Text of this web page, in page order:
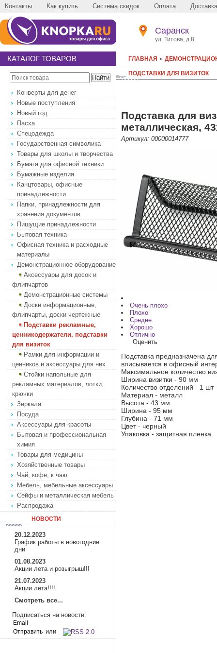
Контакты Как купить Система скидок Оплата Доставка
Саранск
ул. Титова, д.8
КАТАЛОГ ТОВАРОВ
Конверты для денег
Новые поступления
Новый год
Пасха
Спецодежда
Государственная символика
Товары для школы и творчества
Бумага для офисной техники
Бумажные изделия
Канцтовары, офисные
принадлежности
Папки, принадлежности для
хранения документов
Пишущие принадлежности
Бытовая техника
Офисная техника и расходные
материалы
Демонстрационное оборудование
Аксессуары для досок и
флипчартов
Демонстрационные системы
Доски информационные,
флипчарты, доски чертежные
Подставки рекламные,
ценникодержатели, подставки
для визиток
Рамки для информации и
ценников и аксессуары для них
Стойки напольные для
рекламных материалов, лотки,
крючки
Зеркала
Посуда
Аксессуары для красоты
Бытовая и профессиональная
химия
Товары для медицины
Хозяйственные товары
Чай, кофе, к чаю
Мебель, мебельные аксессуары
Сейфы и металлическая мебель
Распродажа
НОВОСТИ
20.12.2023
График работы в новогодние
дни
01.08.2023
Акции лета и розыгрыш!!!
21.07.2023
Акции лета!!!!
Смотреть все...
Подписаться на новости:
или
ГЛАВНАЯ »
ПОДСТАВКИ ДЛЯ ВИЗИТОК
Подставка для
металлическая,
Артикул: 00000014777
Очень плохо
Плохо
Средне
Хорошо
Отлично
Оценить
Подставка предназначена
вписывается в офисный
Максимальное количество
Ширина визитки - 90 мм
Количество отделений - 1 шт
Материал - металл
Высота - 43 мм
Ширина - 95 мм
Глубина - 71 мм
Цвет - черный
Упаковка - защитная пленка